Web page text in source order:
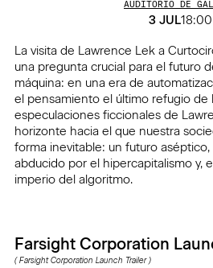
3 JUL18:00
AUDITORIO DE
La visita de Lawrence Lek a
una pregunta crucial para el futuro
máquina: en una era de
el pensamiento el último refugio de
especulaciones ficcionales de
horizonte hacia el que nuestra
forma inevitable: un futuro
abducido por el hipercapitalismo y,
imperio del algoritmo.
Farsight Corporation
(Farsight Corporation Launch Trailer)